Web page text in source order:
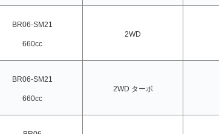
BR06-SM21
660cc
2WD
BR06-SM21
660cc
2WD ターボ